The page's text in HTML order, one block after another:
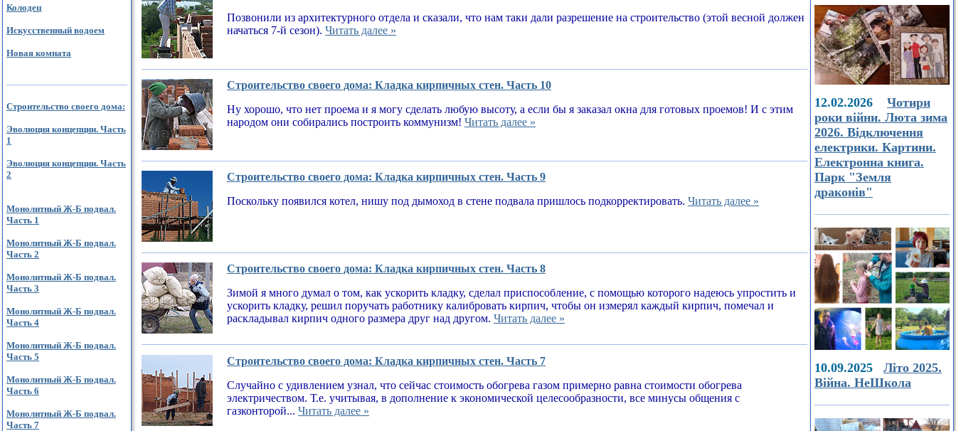
Колодец
Искусственный водоем
Новая комната
Строительство своего дома:
Эволюция концепции. Часть
1
Эволюция концепции. Часть
2
Монолитный Ж-Б подвал.
Часть 1
Монолитный Ж-Б подвал.
Часть 2
Монолитный Ж-Б подвал.
Часть 3
Монолитный Ж-Б подвал.
Часть 4
Монолитный Ж-Б подвал.
Часть 5
Монолитный Ж-Б подвал.
Часть 6
Монолитный Ж-Б подвал.
Часть 7
Позвонили из архитектурного отдела и сказали, что нам таки дали разрешение на строительство (этой весной должен
начаться 7-й сезон). Читать далее »
Строительство своего дома: Кладка кирпичных стен. Часть 10
Ну хорошо, что нет проема и я могу сделать любую высоту, а если бы я заказал окна для готовых проемов! И с этим
народом они собирались построить коммунизм! Читать далее »
Строительство своего дома: Кладка кирпичных стен. Часть 9
Поскольку появился котел, нишу под дымоход в стене подвала пришлось подкорректировать. Читать далее »
Строительство своего дома: Кладка кирпичных стен. Часть 8
Зимой я много думал о том, как ускорить кладку, сделал приспособление, с помощью которого надеюсь упростить и
ускорить кладку, решил поручать работнику калибровать кирпич, чтобы он измерял каждый кирпич, помечал и
раскладывал кирпич одного размера друг над другом. Читать далее »
Строительство своего дома: Кладка кирпичных стен. Часть 7
Случайно с удивлением узнал, что сейчас стоимость обогрева газом примерно равна стоимости обогрева
электричеством. Т.е. учитывая, в дополнение к экономической целесообразности, все минусы общения с
газконторой... Читать далее »
12.02.2026 Чотири
роки війни. Люта зима
2026. Відключення
електрики. Картини.
Електронна книга.
Парк "Земля
драконів"
10.09.2025 Літо 2025.
Війна. НеШкола